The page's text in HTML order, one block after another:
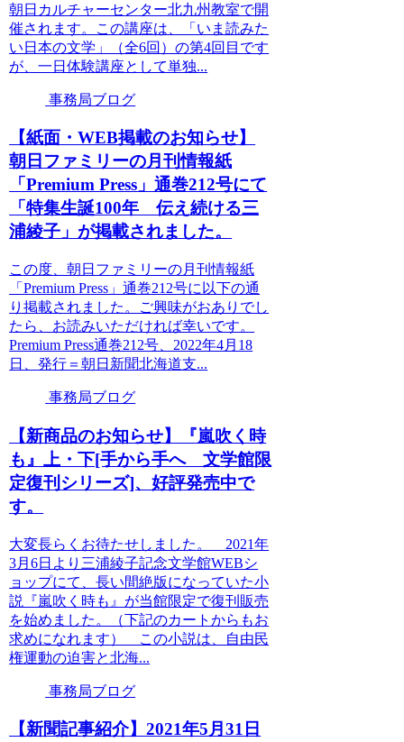
朝日カルチャーセンター北九州教室で開
催されます。この講座は、「いま読みた
い日本の文学」（全6回）の第4回目です
が、一日体験講座として単独...
事務局ブログ
【紙面・WEB掲載のお知らせ】
朝日ファミリーの月刊情報紙
「Premium Press」通巻212号にて
「特集生誕100年 伝え続ける三
浦綾子」が掲載されました。
この度、朝日ファミリーの月刊情報紙
「Premium Press」通巻212号に以下の通
り掲載されました。ご興味がおありでし
たら、お読みいただければ幸いです。
Premium Press通巻212号、2022年4月18
日、発行＝朝日新聞北海道支...
事務局ブログ
【新商品のお知らせ】『嵐吹く時
も』上・下[手から手へ 文学館限
定復刊シリーズ]、好評発売中で
す。
大変長らくお待たせしました。 2021年
3月6日より三浦綾子記念文学館WEBシ
ョップにて、長い間絶版になっていた小
説『嵐吹く時も』が当館限定で復刊販売
を始めました。（下記のカートからもお
求めになれます） この小説は、自由民
権運動の迫害と北海...
事務局ブログ
【新聞記事紹介】2021年5月31日